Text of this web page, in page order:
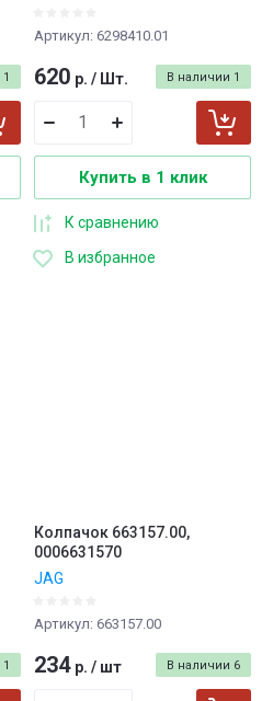
1
Артикул: 6298410.01
В наличии 1
620 р. / Шт.
Купить в 1 клик
К сравнению
В избранное
1
Колпачок 663157.00,
0006631570
JAG
Артикул: 663157.00
В наличии 6
234 р. / шт